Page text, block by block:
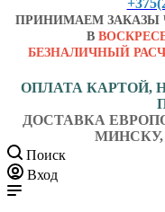
ПРИНИМАЕМ ЗАКАЗЫ
В
БЕЗНАЛИЧНЫЙ
ОПЛАТА
ДОСТАВКА
Поиск
Вход